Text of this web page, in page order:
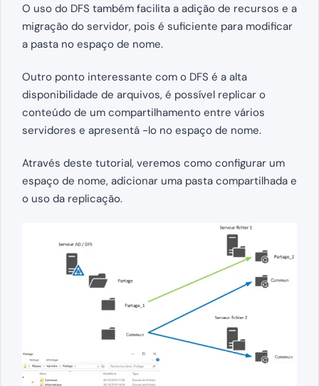
O uso do DFS também facilita a adição de recursos e a
migração do servidor, pois é suficiente para modificar
a pasta no espaço de nome.
Outro ponto interessante com o DFS é a alta
disponibilidade de arquivos, é possível replicar o
conteúdo de um compartilhamento entre vários
servidores e apresentá -lo no espaço de nome.
Através deste tutorial, veremos como configurar um
espaço de nome, adicionar uma pasta compartilhada e
o uso da replicação.